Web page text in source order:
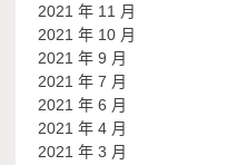
2021 年 11 月
2021 年 10 月
2021 年 9 月
2021 年 7 月
2021 年 6 月
2021 年 4 月
2021 年 3 月